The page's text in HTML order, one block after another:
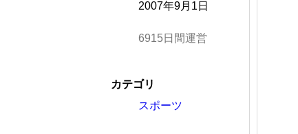
2007年9月1日
6915日間運営
カテゴリ
スポーツ